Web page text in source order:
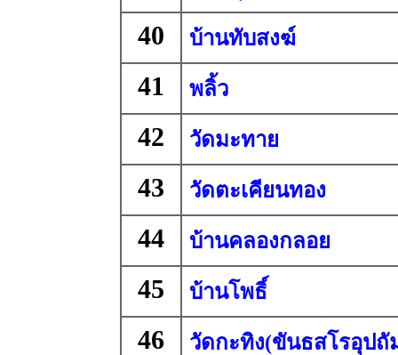
40 บ้านทับสงฆ์
41 พลิ้ว
42 วัดมะทาย
43 วัดตะเคียนทอง
44 บ้านคลองกลอย
45 บ้านโพธิ์
46 วัดกะทิง(ขันธสโรอุปถั